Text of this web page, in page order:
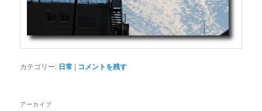
カテゴリー: 日常 | コメントを残す
アーカイブ